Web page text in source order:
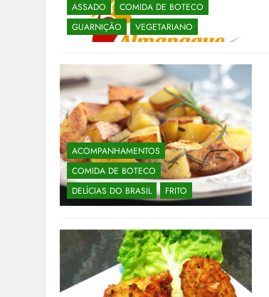
ASSADO
COMIDA DE BOTECO
GUARNIÇÃO
VEGETARIANO
ACOMPANHAMENTOS
COMIDA DE BOTECO
DELÍCIAS DO BRASIL
FRITO